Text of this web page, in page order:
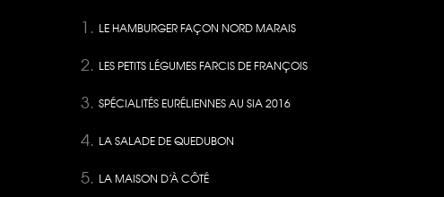
LE HAMBURGER FAÇON NORD MARAIS
LES PETITS LÉGUMES FARCIS DE FRANÇOIS
SPÉCIALITÉS EURÉLIENNES AU SIA 2016
LA SALADE DE QUEDUBON
LA MAISON D’À CÔTÉ